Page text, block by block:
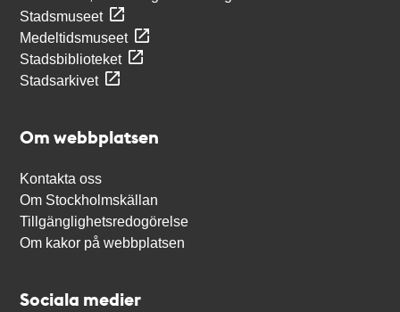
Stadsmuseet
Medeltidsmuseet
Stadsbiblioteket
Stadsarkivet
Om webbplatsen
Kontakta oss
Om Stockholmskällan
Tillgänglighetsredogörelse
Om kakor på webbplatsen
Sociala medier